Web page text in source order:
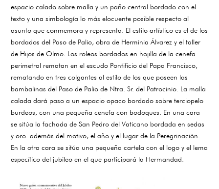
espacio calado sobre malla y un paño central bordado con el
texto y una simbología lo más elocuente posible respecto al
asunto que conmemora y representa. El estilo artístico es el de los
bordados del Paso de Palio, obra de Herminia Álvarez y el taller
de Hijos de Olmo. Los roleos bordados en hojilla de la cenefa
perimetral rematan en el escudo Pontificio del Papa Francisco,
rematando en tres colgantes al estilo de los que poseen las
bambalinas del Paso de Palio de Ntra. Sr. del Patrocinio. La malla
calada dará paso a un espacio opaco bordado sobre terciopelo
burdeos, con una pequeña cenefa con bodoques. En una cara
se sitúa la fachada de San Pedro del Vaticano bordada en sedas
y oro. además del motivo, el año y el lugar de la Peregrinación.
En la otra cara se sitúa una pequeña cartela con el logo y el lema
específico del jubileo en el que participará la Hermandad.